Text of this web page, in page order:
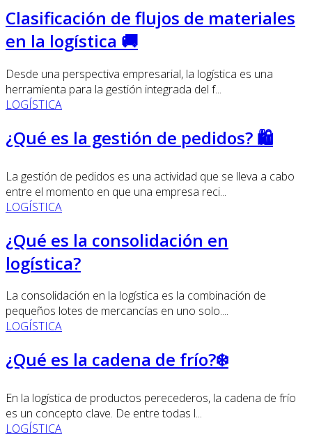
Clasificación de flujos de materiales
en la logística 🚚
Desde una perspectiva empresarial, la logística es una
herramienta para la gestión integrada del f...
LOGÍSTICA
¿Qué es la gestión de pedidos? 🛍️
La gestión de pedidos es una actividad que se lleva a cabo
entre el momento en que una empresa reci...
LOGÍSTICA
¿Qué es la consolidación en
logística?
La consolidación en la logística es la combinación de
pequeños lotes de mercancías en uno solo....
LOGÍSTICA
¿Qué es la cadena de frío?❄️
En la logística de productos perecederos, la cadena de frío
es un concepto clave. De entre todas l...
LOGÍSTICA